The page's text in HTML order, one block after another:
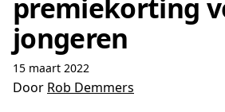
premiekorting
jongeren
15 maart 2022
Door Rob Demmers